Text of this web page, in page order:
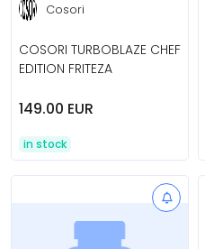
Cosori
COSORI TURBOBLAZE CHEF
EDITION FRITEZA
149.00 EUR
in stock